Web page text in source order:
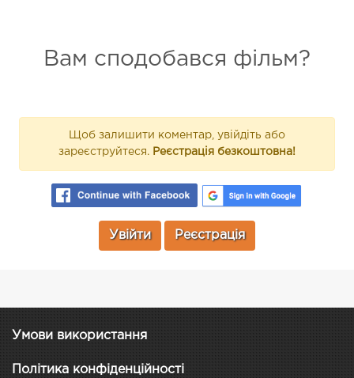
Вам сподобався фільм?
Щоб залишити коментар, увійдіть або
зареєструйтеся. Реєстрація безкоштовна!
Увійти Реєстрація
Умови використання
Політика конфіденційності